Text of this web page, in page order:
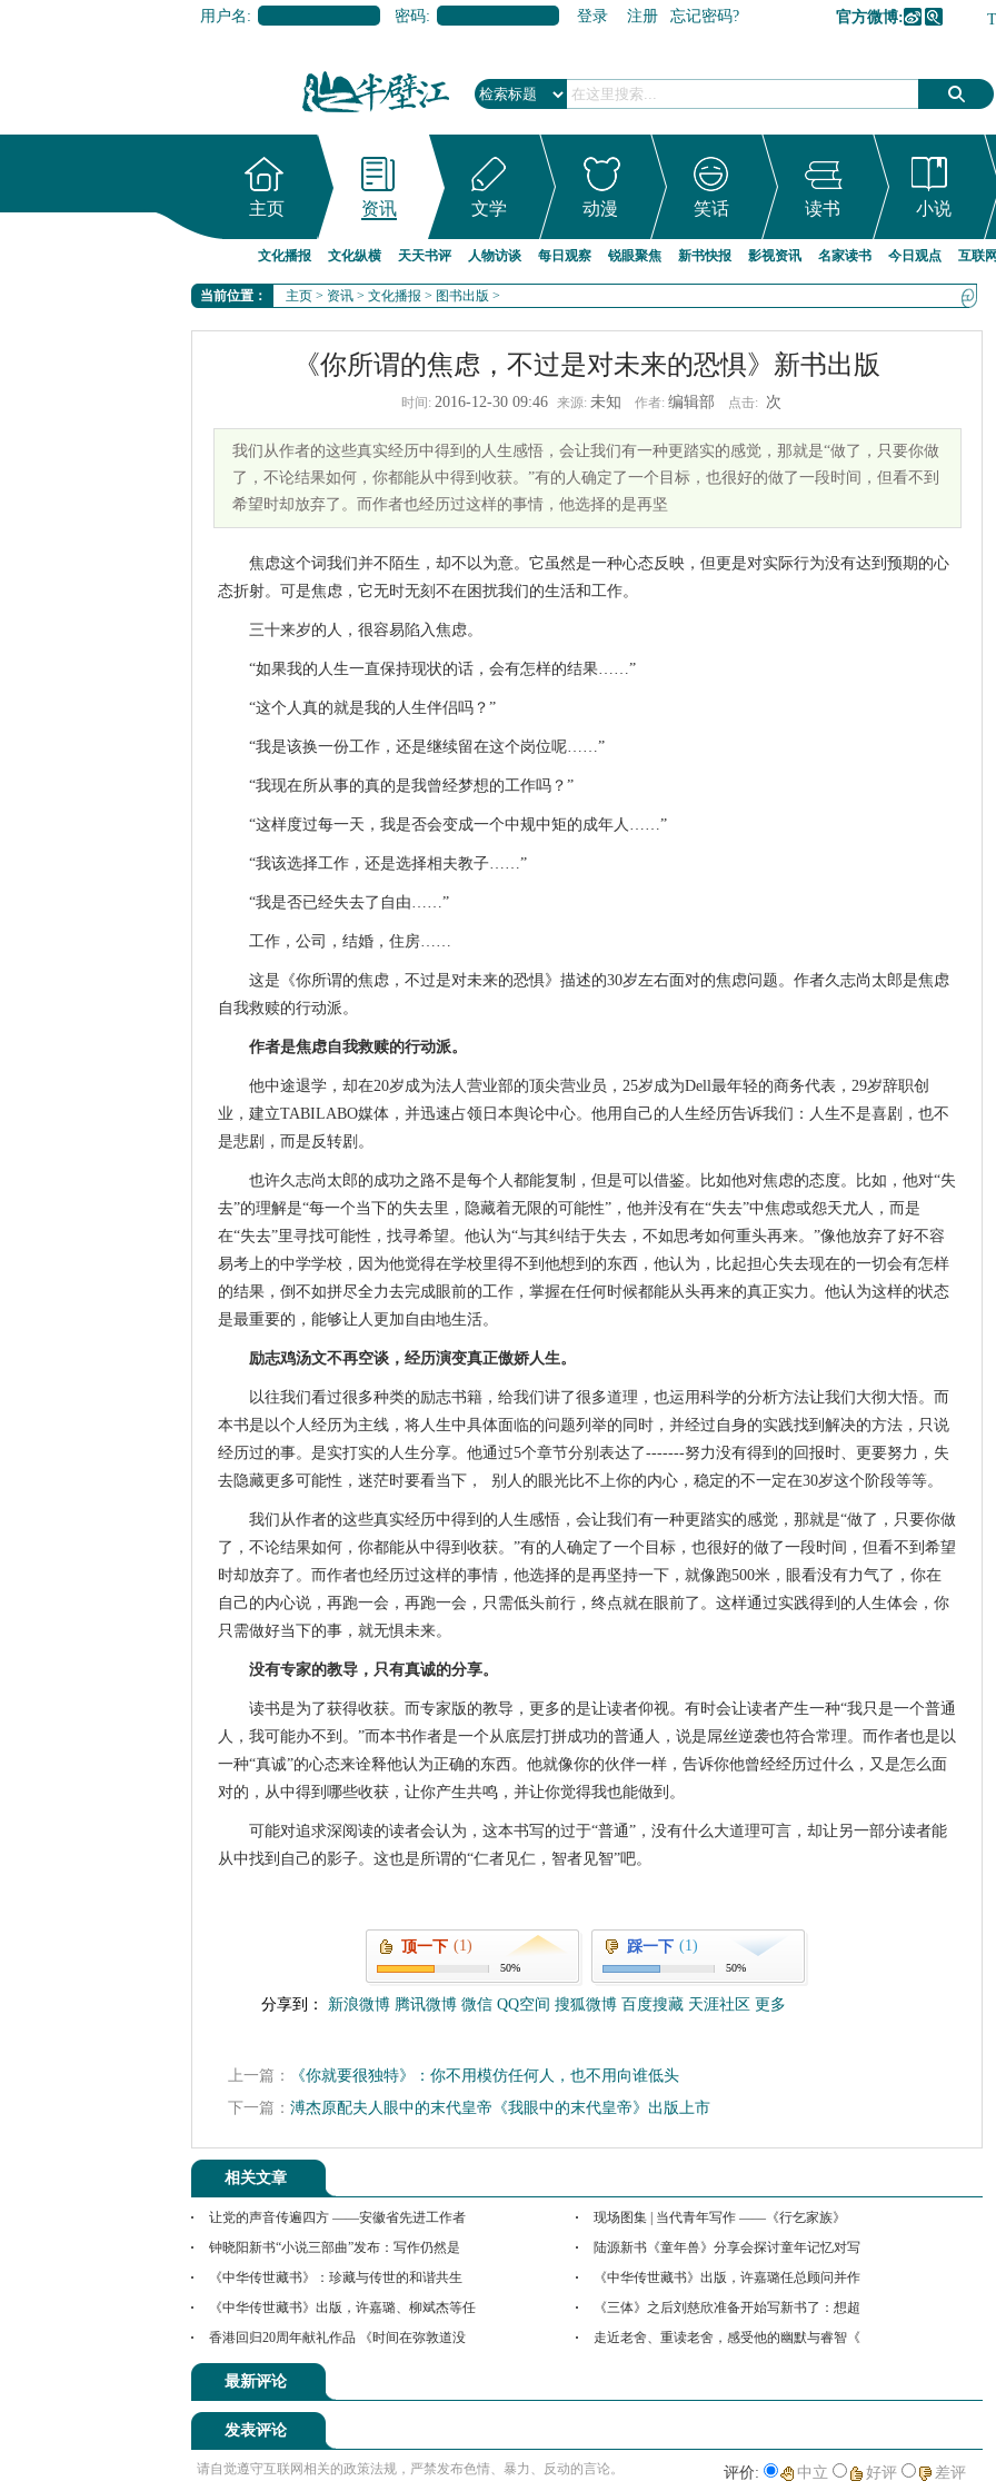
用户名: 密码: 登录 注册 忘记密码? 官方微博:
主页 资讯 文学 动漫 笑话 读书 小说
文化播报 文化纵横 天天书评 人物访谈 每日观察 锐眼聚焦 新书快报 影视资讯 名家读书 今日观点 互联
当前位置： 主页 > 资讯 > 文化播报 > 图书出版 >
《你所谓的焦虑，不过是对未来的恐惧》新书出版
时间: 2016-12-30 09:46 来源: 未知 作者: 编辑部 点击: 次
我们从作者的这些真实经历中得到的人生感悟，会让我们有一种更踏实的感觉，那就是“做了，只要你做
了，不论结果如何，你都能从中得到收获。”有的人确定了一个目标，也很好的做了一段时间，但看不到
希望时却放弃了。而作者也经历过这样的事情，他选择的是再坚
焦虑这个词我们并不陌生，却不以为意。它虽然是一种心态反映，但更是对实际行为没有达到预期的心
态折射。可是焦虑，它无时无刻不在困扰我们的生活和工作。
三十来岁的人，很容易陷入焦虑。
“如果我的人生一直保持现状的话，会有怎样的结果……”
“这个人真的就是我的人生伴侣吗？”
“我是该换一份工作，还是继续留在这个岗位呢……”
“我现在所从事的真的是我曾经梦想的工作吗？”
“这样度过每一天，我是否会变成一个中规中矩的成年人……”
“我该选择工作，还是选择相夫教子……”
“我是否已经失去了自由……”
工作，公司，结婚，住房……
这是《你所谓的焦虑，不过是对未来的恐惧》描述的30岁左右面对的焦虑问题。作者久志尚太郎是焦虑
自我救赎的行动派。
作者是焦虑自我救赎的行动派。
他中途退学，却在20岁成为法人营业部的顶尖营业员，25岁成为Dell最年轻的商务代表，29岁辞职创
业，建立TABILABO媒体，并迅速占领日本舆论中心。他用自己的人生经历告诉我们：人生不是喜剧，也不
是悲剧，而是反转剧。
也许久志尚太郎的成功之路不是每个人都能复制，但是可以借鉴。比如他对焦虑的态度。比如，他对“失
去”的理解是“每一个当下的失去里，隐藏着无限的可能性”，他并没有在“失去”中焦虑或怨天尤人，而是
在“失去”里寻找可能性，找寻希望。他认为“与其纠结于失去，不如思考如何重头再来。”像他放弃了好不容
易考上的中学学校，因为他觉得在学校里得不到他想到的东西，他认为，比起担心失去现在的一切会有怎样
的结果，倒不如拼尽全力去完成眼前的工作，掌握在任何时候都能从头再来的真正实力。他认为这样的状态
是最重要的，能够让人更加自由地生活。
励志鸡汤文不再空谈，经历演变真正傲娇人生。
以往我们看过很多种类的励志书籍，给我们讲了很多道理，也运用科学的分析方法让我们大彻大悟。而
本书是以个人经历为主线，将人生中具体面临的问题列举的同时，并经过自身的实践找到解决的方法，只说
经历过的事。是实打实的人生分享。他通过5个章节分别表达了-------努力没有得到的回报时、更要努力，失
去隐藏更多可能性，迷茫时要看当下， 别人的眼光比不上你的内心，稳定的不一定在30岁这个阶段等等。
我们从作者的这些真实经历中得到的人生感悟，会让我们有一种更踏实的感觉，那就是“做了，只要你做
了，不论结果如何，你都能从中得到收获。”有的人确定了一个目标，也很好的做了一段时间，但看不到希望
时却放弃了。而作者也经历过这样的事情，他选择的是再坚持一下，就像跑500米，眼看没有力气了，你在
自己的内心说，再跑一会，再跑一会，只需低头前行，终点就在眼前了。这样通过实践得到的人生体会，你
只需做好当下的事，就无惧未来。
没有专家的教导，只有真诚的分享。
读书是为了获得收获。而专家版的教导，更多的是让读者仰视。有时会让读者产生一种“我只是一个普通
人，我可能办不到。”而本书作者是一个从底层打拼成功的普通人，说是屌丝逆袭也符合常理。而作者也是以
一种“真诚”的心态来诠释他认为正确的东西。他就像你的伙伴一样，告诉你他曾经经历过什么，又是怎么面
对的，从中得到哪些收获，让你产生共鸣，并让你觉得我也能做到。
可能对追求深阅读的读者会认为，这本书写的过于“普通”，没有什么大道理可言，却让另一部分读者能
从中找到自己的影子。这也是所谓的“仁者见仁，智者见智”吧。
顶一下 (1)
50%
踩一下 (1)
50%
分享到： 新浪微博 腾讯微博 微信 QQ空间 搜狐微博 百度搜藏 天涯社区 更多
上一篇：
《你就要很独特》：你不用模仿任何人，也不用向谁低头
下一篇： 溥杰原配夫人眼中的末代皇帝《我眼中的末代皇帝》出版上市
相关文章
让党的声音传遍四方 ——安徽省先进工作者
现场图集 | 当代青年写作 ——《行乞家族》
钟晓阳新书“小说三部曲”发布：写作仍然是
陆源新书《童年兽》分享会探讨童年记忆对写
《中华传世藏书》：珍藏与传世的和谐共生
《中华传世藏书》出版，许嘉璐任总顾问并作
《中华传世藏书》出版，许嘉璐、柳斌杰等任
《三体》之后刘慈欣准备开始写新书了：想超
香港回归20周年献礼作品 《时间在弥敦道没
走近老舍、重读老舍，感受他的幽默与睿智《
最新评论
发表评论
请自觉遵守互联网相关的政策法规，严禁发布色情、暴力、反动的言论。 评价: 中立 好评 差评